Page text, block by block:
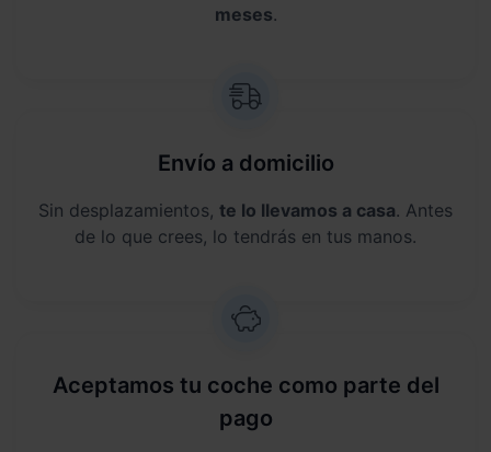
meses.
Envío a domicilio
Sin desplazamientos, te lo llevamos a casa. Antes
de lo que crees, lo tendrás en tus manos.
Aceptamos tu coche como parte del
pago